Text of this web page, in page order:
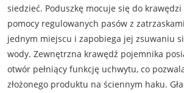
siedzieć. Poduszkę mocuje się do
pomocy regulowanych pasów z
jednym miejscu i zapobiega jej zsuwaniu
wody. Zewnętrzna krawędź pojemnika
otwór pełniący funkcję uchwytu, co
złożonego produktu na ściennym haku.